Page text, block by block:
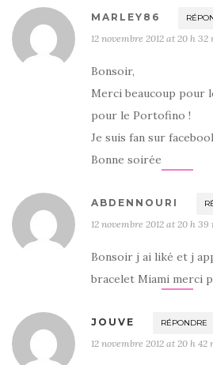
MARLEY86
12 novembre 2012 at 20 h 32
Bonsoir,
Merci beaucoup pour
pour le Portofino !
Je suis fan sur
Bonne soirée
ABDENNOURI
12 novembre 2012 at 20 h 39
Bonsoir j ai liké et j
bracelet Miami merci
JOUVE RÉPONDRE
12 novembre 2012 at 20 h 42